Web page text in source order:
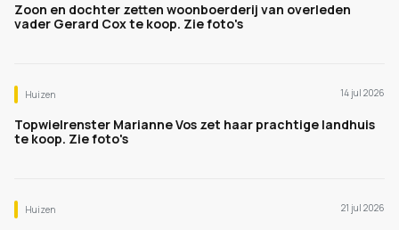
Zoon en dochter zetten woonboerderij van overleden
vader Gerard Cox te koop. Zie foto's
Huizen 14 jul 2026
Topwielrenster Marianne Vos zet haar prachtige landhuis
te koop. Zie foto's
Huizen 21 jul 2026